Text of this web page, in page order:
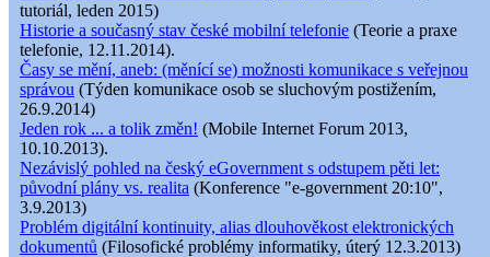
tutoriál, leden 2015)
Historie a současný stav české mobilní telefonie (Teorie a praxe
telefonie, 12.11.2014).
Časy se mění, aneb: (měnící se) možnosti komunikace s veřejnou
správou (Týden komunikace osob se sluchovým postižením,
26.9.2014)
Jeden rok ... a tolik změn! (Mobile Internet Forum 2013,
10.10.2013).
Nezávislý pohled na český eGovernment s odstupem pěti let:
původní plány vs. realita (Konference "e-government 20:10",
3.9.2013)
Problém digitální kontinuity, alias dlouhověkost elektronických
dokumentů (Filosofické problémy informatiky, úterý 12.3.2013)